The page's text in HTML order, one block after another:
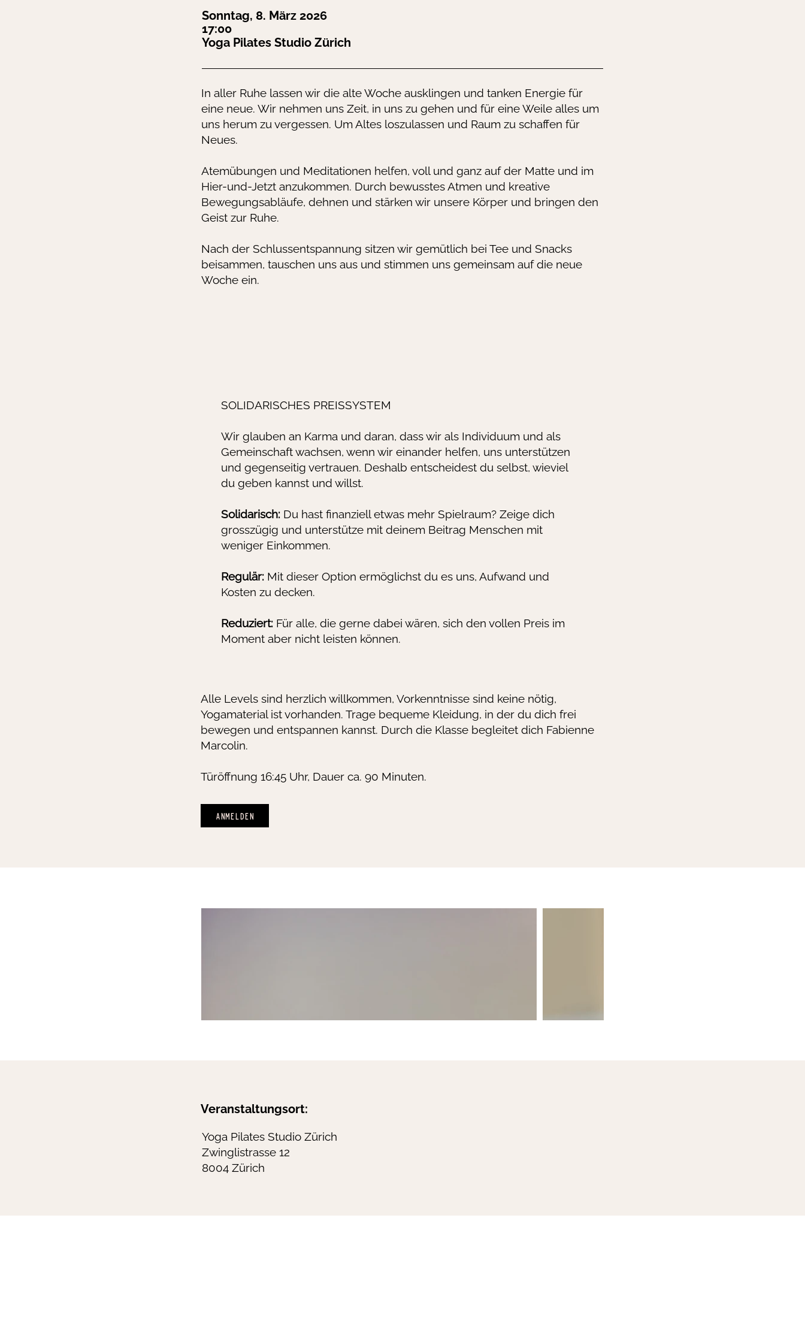
Sonntag, 8. März 2026
17:00
Yoga Pilates Studio Zürich
In aller Ruhe lassen wir die alte Woche ausklingen und tanken Energie für
eine neue. Wir nehmen uns Zeit, in uns zu gehen und für eine Weile alles um
uns herum zu vergessen. Um Altes loszulassen und Raum zu schaffen für
Neues.
Atemübungen und Meditationen helfen, voll und ganz auf der Matte und im
Hier-und-Jetzt anzukommen. Durch bewusstes Atmen und kreative
Bewegungsabläufe, dehnen und stärken wir unsere Körper und bringen den
Geist zur Ruhe.
Nach der Schlussentspannung sitzen wir gemütlich bei Tee und Snacks
beisammen, tauschen uns aus und stimmen uns gemeinsam auf die neue
Woche ein.
SOLIDARISCHES PREISSYSTEM
Wir glauben an Karma und daran, dass wir als Individuum und als
Gemeinschaft wachsen, wenn wir einander helfen, uns unterstützen
und gegenseitig vertrauen. Deshalb entscheidest du selbst, wieviel
du geben kannst und willst.
Solidarisch: Du hast finanziell etwas mehr Spielraum? Zeige dich
grosszügig und unterstütze mit deinem Beitrag Menschen mit
weniger Einkommen.
Regulär: Mit dieser Option ermöglichst du es uns, Aufwand und
Kosten zu decken.
Reduziert: Für alle, die gerne dabei wären, sich den vollen Preis im
Moment aber nicht leisten können.
Alle Levels sind herzlich willkommen, Vorkenntnisse sind keine nötig,
Yogamaterial ist vorhanden. Trage bequeme Kleidung, in der du dich frei
bewegen und entspannen kannst. Durch die Klasse begleitet dich Fabienne
Marcolin.
Türöffnung 16:45 Uhr, Dauer ca. 90 Minuten.
ANMELDEN
Veranstaltungsort:
Yoga Pilates Studio Zürich
Zwinglistrasse 12
8004 Zürich